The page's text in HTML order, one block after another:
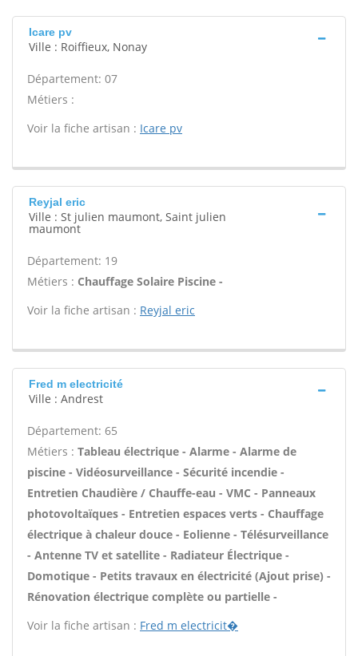
Icare pv
Ville : Roiffieux, Nonay
Département: 07
Métiers :
Voir la fiche artisan : Icare pv
Reyjal eric
Ville : St julien maumont, Saint julien
maumont
Département: 19
Métiers : Chauffage Solaire Piscine -
Voir la fiche artisan : Reyjal eric
Fred m electricité
Ville : Andrest
Département: 65
Métiers : Tableau électrique - Alarme - Alarme de
piscine - Vidéosurveillance - Sécurité incendie -
Entretien Chaudière / Chauffe-eau - VMC - Panneaux
photovoltaïques - Entretien espaces verts - Chauffage
électrique à chaleur douce - Eolienne - Télésurveillance
- Antenne TV et satellite - Radiateur Électrique -
Domotique - Petits travaux en électricité (Ajout prise) -
Rénovation électrique complète ou partielle -
Voir la fiche artisan : Fred m electricit�